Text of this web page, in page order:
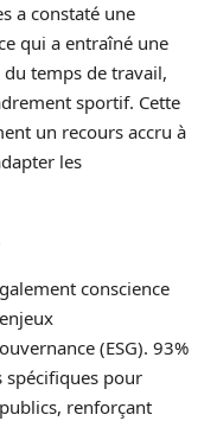
a constaté une
qui a entraîné une
temps de travail,
sportif. Cette
un recours accru à
les
conscience
(ESG). 93%
spécifiques pour
renforçant